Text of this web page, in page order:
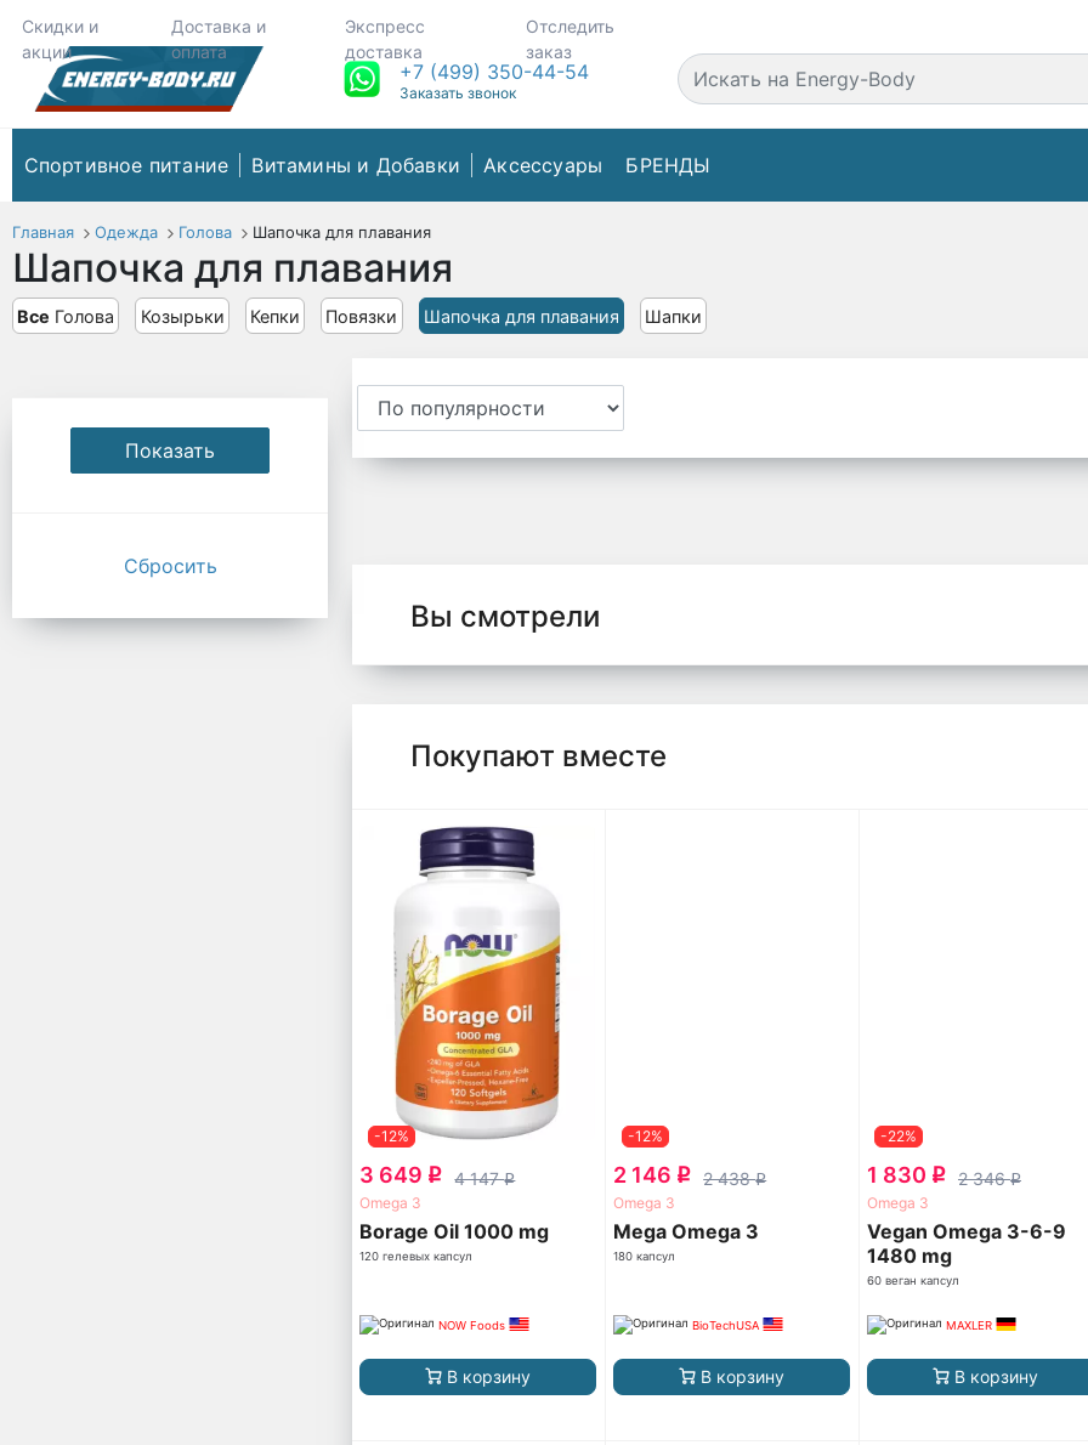
Скидки и
акции
Доставка и
оплата
Экспресс
доставка
Отследить
заказ
+7 (499) 350-44-54
Заказать звонок
Спортивное питание Витамины и Добавки Аксессуары БРЕНДЫ
Главная Одежда Голова Шапочка для плавания
Шапочка для плавания
Все Голова Козырьки Кепки Повязки Шапочка для плавания Шапки
Вы смотрели
Покупают вместе
-12%
3 649 q 4 147q
Omega 3
Borage Oil 1000 mg
120 гелевых капсул
NOW Foods
В корзину
-12%
2 146 q 2 438q
Omega 3
Mega Omega 3
180 капсул
BioTechUSA
В корзину
-22%
1 830 q 2 346q
Omega 3
Vegan Omega 3-6-9
1480 mg
60 веган капсул
MAXLER
В корзину
Сбросить